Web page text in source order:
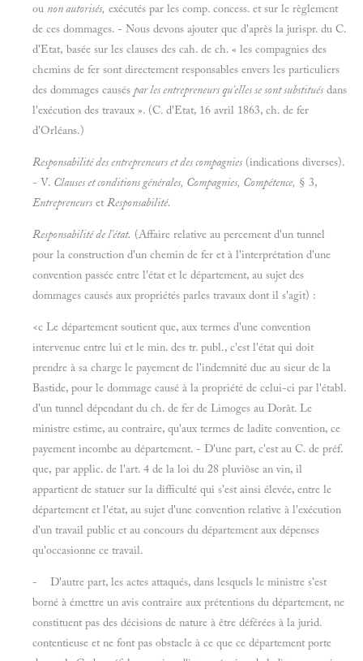
ou non autorisés, exécutés par les comp. concess. et sur le règlement
de ces dommages. - Nous devons ajouter que d'après la jurispr. du C.
d'Etat, basée sur les clauses des cah. de ch. « les compagnies des
chemins de fer sont directement responsables envers les particuliers
des dommages causés par les entrepreneurs qu'elles se sont substitués dans
l'exécution des travaux ». (C. d'Etat, 16 avril 1863, ch. de fer
d'Orléans.)
Responsabilité des entrepreneurs et des compagnies (indications diverses).
- V. Clauses et conditions générales, Compagnies, Compétence, § 3,
Entrepreneurs etResponsabilité.
Responsabilité de l'état. (Affaire relative au percement d'un tunnel
pour la construction d'un chemin de fer et à l'interprétation d'une
convention passée entre l'état et le département, au sujet des
dommages causés aux propriétés parles travaux dont il s'agit) :
<c Le département soutient que, aux termes d'une convention
intervenue entre lui et le min. des tr. publ., c'est l'état qui doit
prendre à sa charge le payement de l'indemnité due au sieur de la
Bastide, pour le dommage causé à la propriété de celui-ci par l'établ.
d'un tunnel dépendant du ch. de fer de Limoges au Dorât. Le
ministre estime, au contraire, qu'aux termes de ladite convention, ce
payement incombe au département. - D'une part, c'est au C. de préf.
que, par applic. de l'art. 4 de la loi du 28 pluviôse an vin, il
appartient de statuer sur la difficulté qui s'est ainsi élevée, entre le
département et l'état, au sujet d'une convention relative à l'exécution
d'un travail public et au concours du département aux dépenses
qu'occasionne ce travail.
- D'autre part, les actes attaqués, dans lesquels le ministre s'est
borné à émettre un avis contraire aux prétentions du département, ne
constituent pas des décisions de nature à être déférées à la jurid.
contentieuse et ne font pas obstacle à ce que ce département porte